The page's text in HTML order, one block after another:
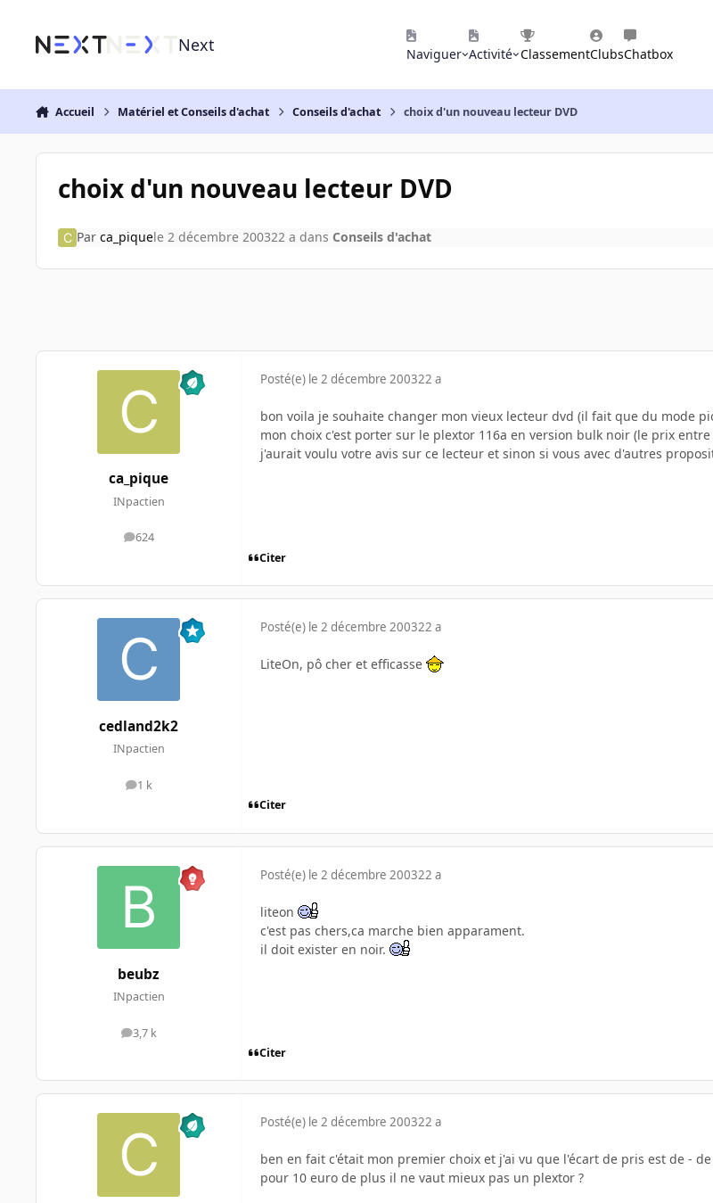
Next Naviguer Activité ClassementClubsChatbox
Accueil Matériel et Conseils d'achat Conseils d'achat choix d'un nouveau lecteur DVD
choix d'un nouveau lecteur DVD
Par ca_piquele 2 décembre 200322 a dans Conseils d'achat
ca_pique
INpactien
624
messages
Posté(e) le 2 décembre 200322 a
bon voila je souhaite changer mon vieux lecteur dvd (il fait que du mode
mon choix c'est porter sur le plextor 116a en version bulk noir (le prix entre
j'aurait voulu votre avis sur ce lecteur et sinon si vous avec d'autres
Citer
cedland2k2
INpactien
1 k
messages
Posté(e) le 2 décembre 200322 a
LiteOn, pô cher et efficasse
Citer
beubz
INpactien
3,7 k
messages
Posté(e) le 2 décembre 200322 a
liteon
c'est pas chers,ca marche bien apparament.
il doit exister en noir.
Citer
Posté(e) le 2 décembre 200322 a
ben en fait c'était mon premier choix et j'ai vu que l'écart de pris est de -
pour 10 euro de plus il ne vaut mieux pas un plextor ?